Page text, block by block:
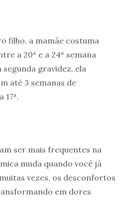
filho, a mamãe costuma
a 20ª e a 24ª semana
gravidez, ela
até 3 semanas de
17ª.
ser mais frequentes na
muda quando você já
vezes, os desconfortos
em dores